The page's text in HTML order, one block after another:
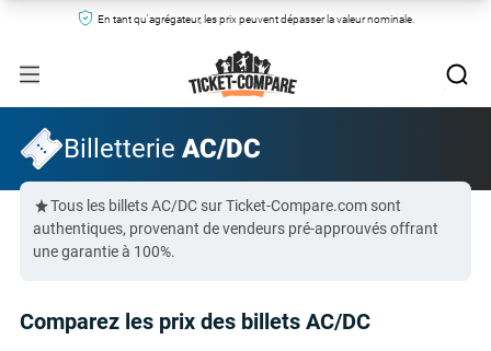
En tant qu'agrégateur, les prix peuvent dépasser la valeur nominale.
Billetterie AC/DC
Tous les billets AC/DC sur Ticket-Compare.com sont
authentiques, provenant de vendeurs pré-approuvés offrant
une garantie à 100%.
Comparez les prix des billets AC/DC